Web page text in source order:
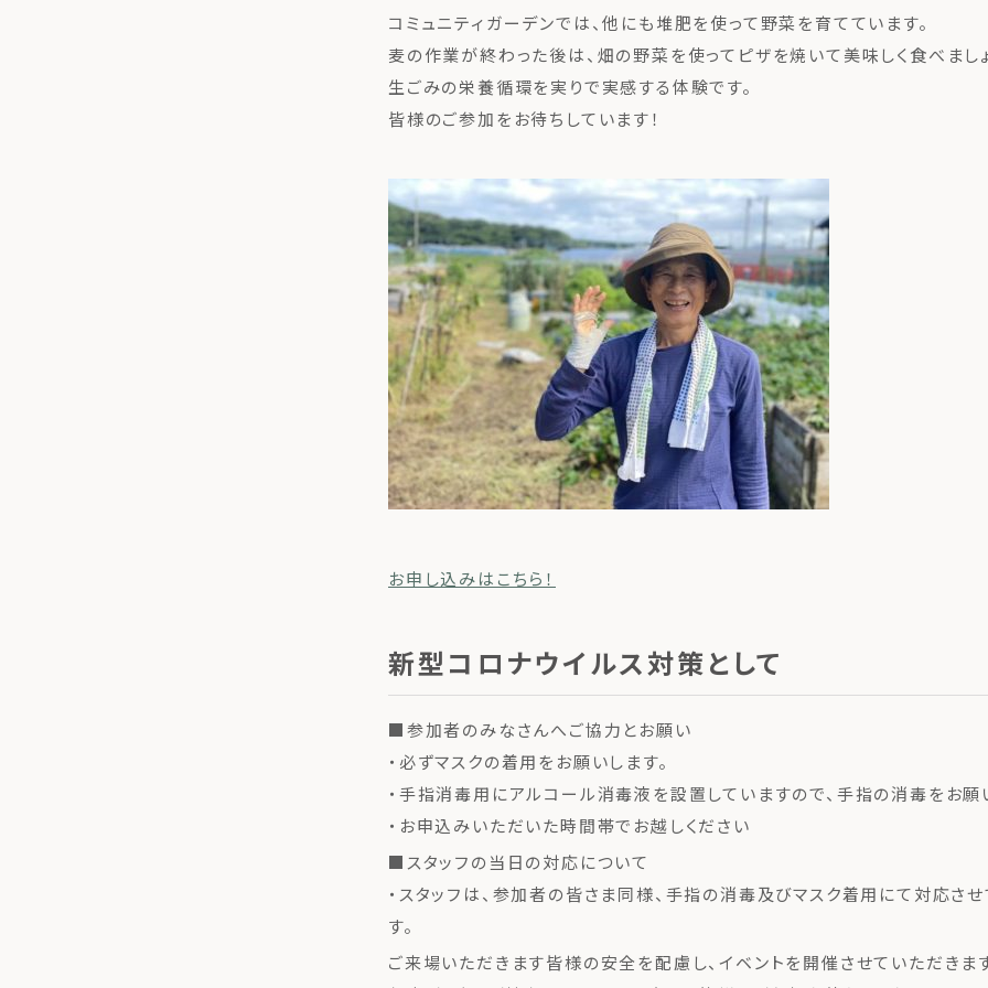
コミュニティガーデンでは、他にも堆肥を使って野菜を育てています。
麦の作業が終わった後は、畑の野菜を使ってピザを焼いて美味しく食べまし
生ごみの栄養循環を実りで実感する体験です。
皆様のご参加をお待ちしています！
お申し込みはこちら！
新型コロナウイルス対策として
■参加者のみなさんへご協力とお願い
・必ずマスクの着用をお願いします。
・手指消毒用にアルコール消毒液を設置していますので、手指の消毒をお願
・お申込みいただいた時間帯でお越しください
■スタッフの当日の対応について
・スタッフは、参加者の皆さま同様、手指の消毒及びマスク着用にて対応さ
す。
ご来場いただきます皆様の安全を配慮し、イベントを開催させていただきま